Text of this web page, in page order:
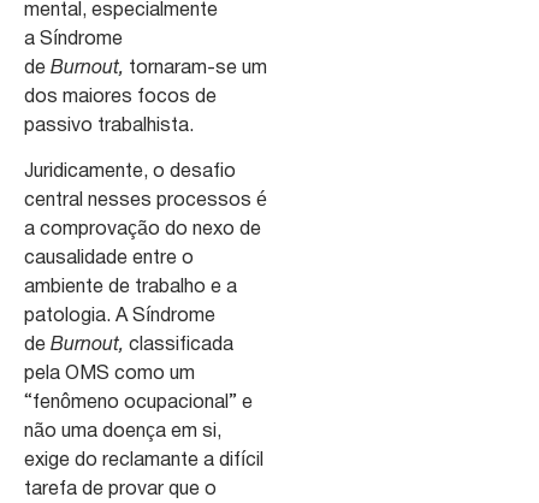
mental, especialmente
a Síndrome
de Burnout, tornaram-se um
dos maiores focos de
passivo trabalhista.
Juridicamente, o desafio
central nesses processos é
a comprovação do nexo de
causalidade entre o
ambiente de trabalho e a
patologia. A Síndrome
de Burnout, classificada
pela OMS como um
“fenômeno ocupacional” e
não uma doença em si,
exige do reclamante a difícil
tarefa de provar que o